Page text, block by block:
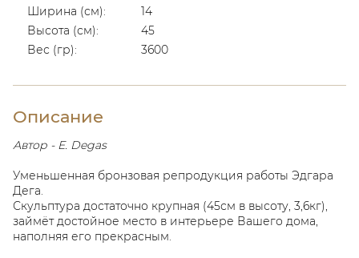
Ширина (см):
14
Высота (см):
45
Вес (гр):
3600
Описание
Автор - E. Degas
Уменьшенная бронзовая репродукция работы Эдгара
Дега.
Скульптура достаточно крупная (45см в высоту, 3,6кг),
займёт достойное место в интерьере Вашего дома,
наполняя его прекрасным.